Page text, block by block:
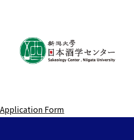
Application Form